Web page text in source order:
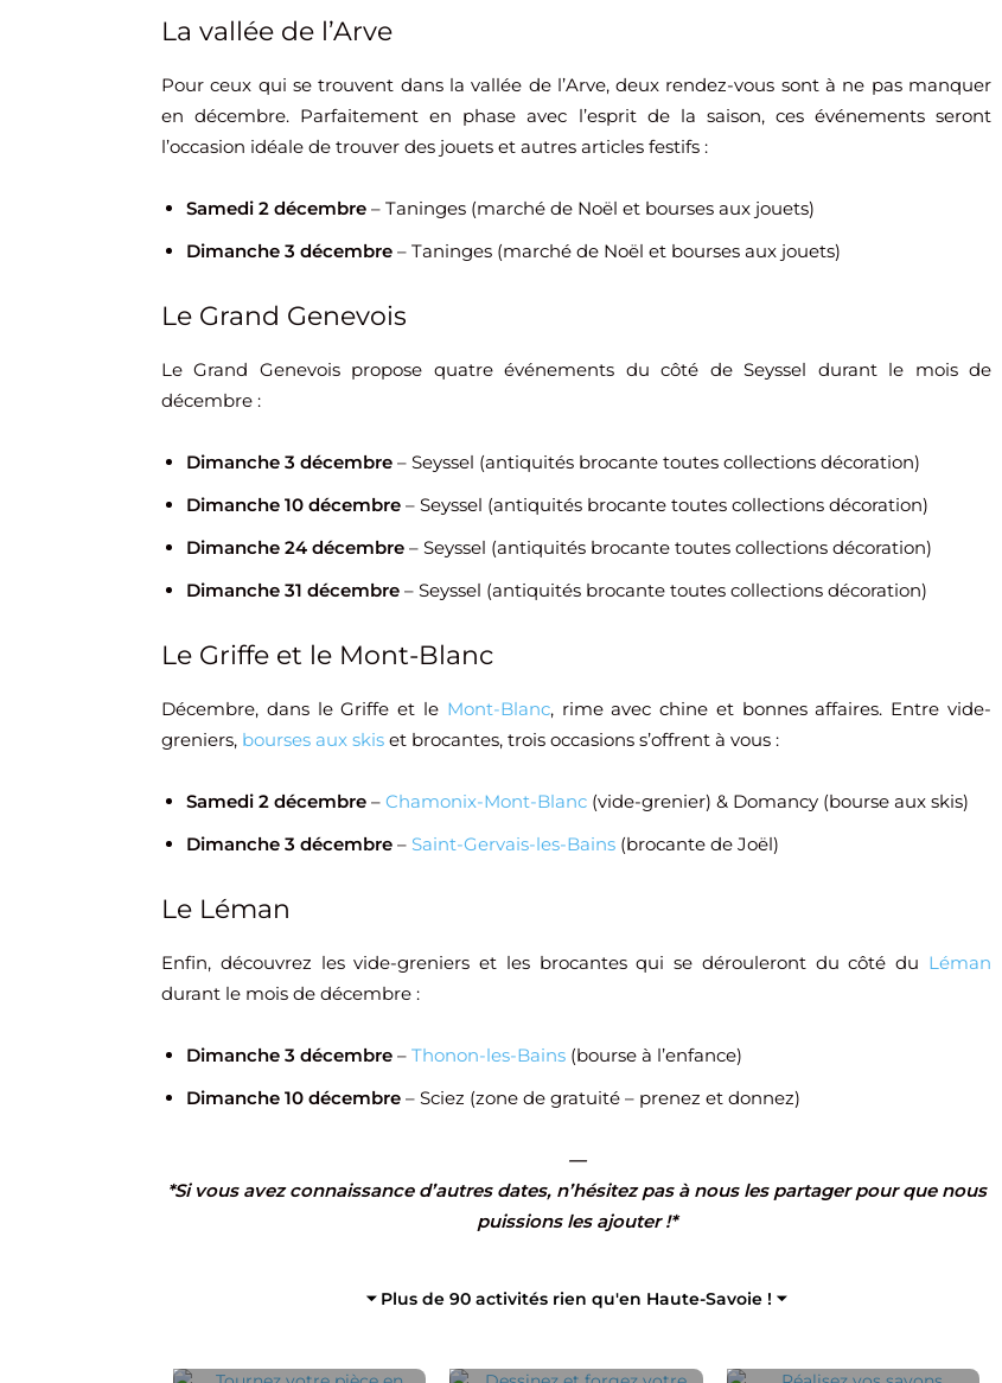
La vallée de l’Arve
Pour ceux qui se trouvent dans la vallée de l’Arve, deux rendez-vous sont à ne pas manquer
en décembre. Parfaitement en phase avec l’esprit de la saison, ces événements seront
l’occasion idéale de trouver des jouets et autres articles festifs :
Samedi 2 décembre – Taninges (marché de Noël et bourses aux jouets)
Dimanche 3 décembre – Taninges (marché de Noël et bourses aux jouets)
Le Grand Genevois
Le Grand Genevois propose quatre événements du côté de Seyssel durant le mois de
décembre :
Dimanche 3 décembre – Seyssel (antiquités brocante toutes collections décoration)
Dimanche 10 décembre – Seyssel (antiquités brocante toutes collections décoration)
Dimanche 24 décembre – Seyssel (antiquités brocante toutes collections décoration)
Dimanche 31 décembre – Seyssel (antiquités brocante toutes collections décoration)
Le Griffe et le Mont-Blanc
Décembre, dans le Griffe et le Mont-Blanc, rime avec chine et bonnes affaires. Entre vide-
greniers, bourses aux skis et brocantes, trois occasions s’offrent à vous :
Samedi 2 décembre – Chamonix-Mont-Blanc (vide-grenier) & Domancy (bourse aux skis)
Dimanche 3 décembre – Saint-Gervais-les-Bains (brocante de Joël)
Le Léman
Enfin, découvrez les vide-greniers et les brocantes qui se dérouleront du côté du Léman
durant le mois de décembre :
Dimanche 3 décembre – Thonon-les-Bains (bourse à l’enfance)
Dimanche 10 décembre – Sciez (zone de gratuité – prenez et donnez)
—
*Si vous avez connaissance d’autres dates, n’hésitez pas à nous les partager pour que nous
puissions les ajouter !*
⏷ Plus de 90 activités rien qu'en Haute-Savoie ! ⏷